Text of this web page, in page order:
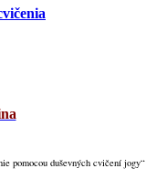
pomocou duševných cvičení jogy“